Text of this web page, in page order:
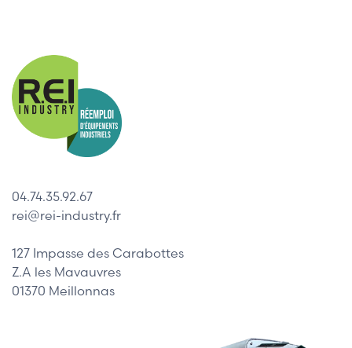
04.74.35.92.67
rei@rei-industry.fr
127 Impasse des Carabottes
Z.A les Mavauvres
01370 Meillonnas